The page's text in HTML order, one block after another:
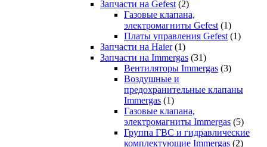
Запчасти на Gefest (2)
Газовые клапана,
электромагниты Gefest (1)
Платы управления Gefest (1)
Запчасти на Haier (1)
Запчасти на Immergas (31)
Вентиляторы Immergas (3)
Воздушные и
предохранительные клапаны
Immergas (1)
Газовые клапана,
электромагниты Immergas (5)
Группа ГВС и гидравлические
комплектующие Immergas (2)